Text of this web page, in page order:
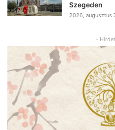
Szegeden
2026, augusztus
-